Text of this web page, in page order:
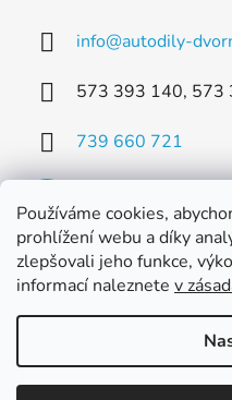
Používáme cookies,
prohlížení webu a díky
zlepšovali jeho funkce,
informací naleznete v
info@autodily-
573 393 140, 573
739 660 721
Facebook